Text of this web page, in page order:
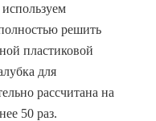
решить
пластиковой
для
рассчитана на
50 раз.